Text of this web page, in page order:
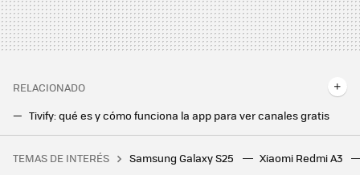
RELACIONADO
Tivify: qué es y cómo funciona la app para ver canales gratis
Después de mucho evitarlo, ahora pago YouTube Premium y no hay vuelta atrás. Estos son los motivos
La ciudad que aspiraba a ser la capital del turismo en Asia tiene un problema. La gente vive en menos 8 metros cuadrados
TEMAS DE INTERÉS Samsung Galaxy S25 Xiaomi Redmi A3